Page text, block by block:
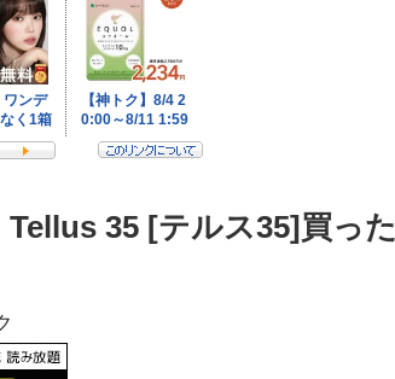
35 [テルス35]買った